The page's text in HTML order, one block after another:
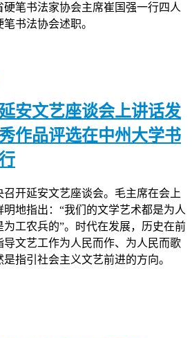
硬笔书法家协会主席崔国强一行四人
书法协会述职。
安文艺座谈会上讲话发
作品评选在中州大学书
召开延安文艺座谈会。毛主席在会上
地指出：“我们的文学艺术都是为人
为工农兵的”。时代在发展，历史在前
导文艺工作为人民而作、为人民而歌
指引社会主义文艺前进的方向。